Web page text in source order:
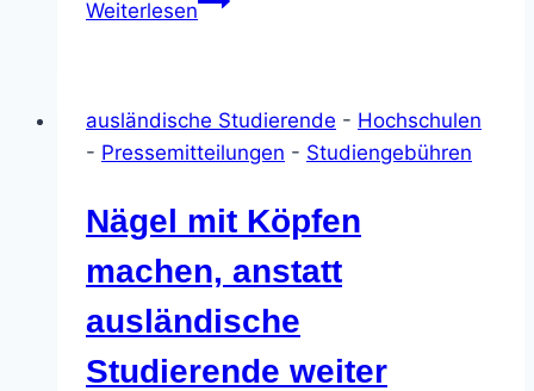
Weiterlesen
München:
„diskriminierend
bildungsfeindlich“
ausländische Studierende - Hochschulen
- Pressemitteilungen - Studiengebühren
Nägel mit Köpfen
machen, anstatt
ausländische
Studierende weiter